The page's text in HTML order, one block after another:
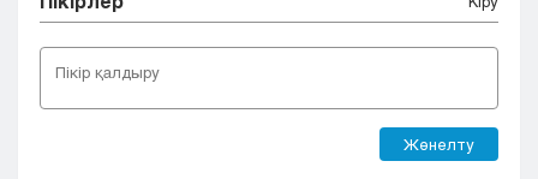
Жөнелту